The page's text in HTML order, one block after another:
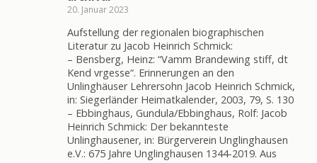
20. Januar 2023
Aufstellung der regionalen biographischen
Literatur zu Jacob Heinrich Schmick:
– Bensberg, Heinz: “Vamm Brandewing stiff, dt
Kend vrgesse“. Erinnerungen an den
Unlinghäuser Lehrersohn Jacob Heinrich Schmick,
in: Siegerländer Heimatkalender, 2003, 79, S. 130
– Ebbinghaus, Gundula/Ebbinghaus, Rolf: Jacob
Heinrich Schmick: Der bekannteste
Unlinghausener, in: Bürgerverein Unglinghausen
e.V.: 675 Jahre Unglinghausen 1344-2019. Aus